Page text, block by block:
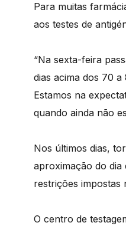
Para muitas
aos testes de
“Na sexta-feira
dias acima dos 70
Estamos na
quando ainda não
Nos últimos dias,
aproximação do
restrições impostas
O centro de